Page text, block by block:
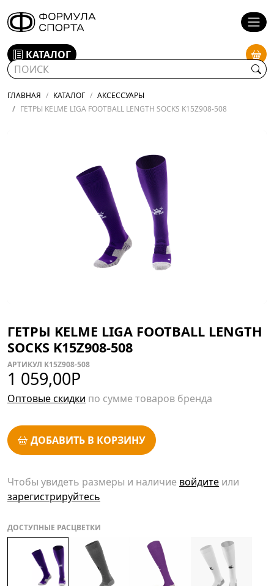
КАТАЛОГ
ГЛАВНАЯ КАТАЛОГ
АКСЕССУАРЫ
ГЕТРЫ KELME LIGA FOOTBALL LENGTH SOCKS K15Z908-508
ГЕТРЫ KELME LIGA FOOTBALL LENGTH
SOCKS K15Z908-508
АРТИКУЛ K15Z908-508
1 059,00Р
Оптовые скидки по сумме товаров бренда
ДОБАВИТЬ В КОРЗИНУ
Чтобы увидеть размеры и наличие войдите или
зарегистрируйтесь
ДОСТУПНЫЕ РАСЦВЕТКИ